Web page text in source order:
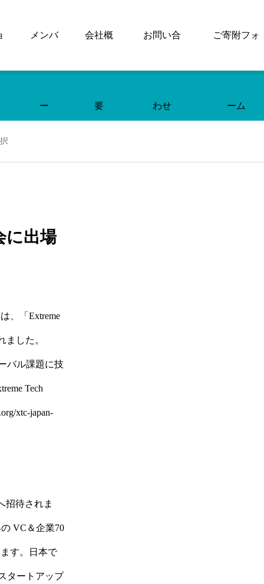
メンバ
ー
会社概
要
お問い合
わせ
ご寄附フォ
ーム
に出場
、「Extreme
ました。
バル課題に技
Tech
xtc-japan-
招待されま
VC＆企業70
す。日本で
タートアップ